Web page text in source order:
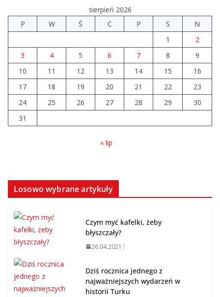
Prawie 20 tys. zł dla dyrektora szpitala. Podwyżka
mimo finansowych problemów
Brylant dla Turku? 255. miejsce
trudno uznać za sukces
07.08.2026
sierpień 2026
P
W Ś C P S
N
1
2
3
4 5 6 7 8
9
10
11 12 13 14 15
16
17
18 19 20 21 22
23
24
25 26 27 28 29
30
31
« lip
Losowo wybrane artykuły
Czym myć kafelki, żeby
błyszczały?
26.04.2021
Dziś rocznica jednego z
najważniejszych wydarzeń w
historii Turku